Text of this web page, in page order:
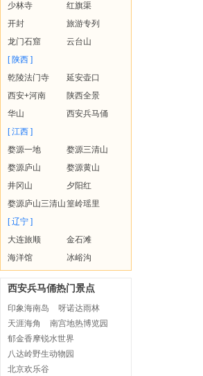
少林寺
红旗渠
开封
旅游专列
龙门石窟
云台山
[ 陕西 ]
乾陵法门寺
延安壶口
西安+河南
陕西全景
华山
西安兵马俑
[ 江西 ]
婺源一地
婺源三清山
婺源庐山
婺源黄山
井冈山
夕阳红
婺源庐山三清山篁岭瑶里
[ 辽宁 ]
大连旅顺
金石滩
海洋馆
冰峪沟
西安兵马俑热门景点
印象海南岛
呀诺达雨林
天涯海角
南宫地热博览园
郁金香摩锐水世界
八达岭野生动物园
北京欢乐谷